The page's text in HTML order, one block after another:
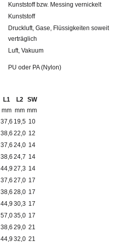
Kunststoff bzw. Messing vernickelt
Kunststoff
Druckluft, Gase, Flüssigkeiten soweit
verträglich
Luft, Vakuum
PU oder PA (Nylon)
L1
mm
L2
mm
SW
mm
37,6 19,5 10
38,6 22,0 12
37,6 24,0 14
38,6 24,7 14
44,9 27,3 14
37,6 27,0 17
38,6 28,0 17
44,9 30,3 17
57,035,0 17
38,6 29,0 21
44,9 32,0 21